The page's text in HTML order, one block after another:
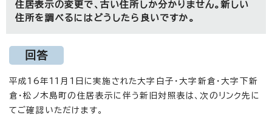
住居表示の変更で、古い住所しか分かりません。新しい
住所を調べるにはどうしたら良いですか。
回答
平成16年11月1日に実施された大字白子・大字新倉・大字下新
倉・松ノ木島町の住居表示に伴う新旧対照表は、次のリンク先に
てご確認いただけます。